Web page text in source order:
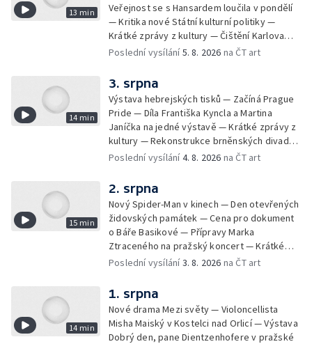
13 min
Veřejnost se s Hansardem loučila v pondělí
— Kritika nové Státní kulturní politiky —
Krátké zprávy z kultury — Čištění Karlova
mostu — Archeologický výzkum na
neslyšící
Poslední vysílání5. 8. 2026 na ČT art
14 min
3. srpna
Výstava hebrejských tisků — Začíná Prague
Pride — Díla Františka Kyncla a Martina
Janíčka na jedné výstavě — Krátké zprávy z
kultury — Rekonstrukce brněnských divadel
— Budoucnost Knihovny Václava Havla —
Kulturní tipy
Poslední vysílání4. 8. 2026 na ČT art
15 min
2. srpna
Nový Spider-Man v kinech — Den otevřených
židovských památek — Cena pro dokument
o Báře Basikové — Přípravy Marka
Ztraceného na pražský koncert — Krátké
zprávy z kultury — Nález historických
Poslední vysílání3. 8. 2026 na ČT art
14 min
1. srpna
Nové drama Mezi světy — Violoncellista
Misha Maiský v Kostelci nad Orlicí — Výstava
Dobrý den, pane Dientzenhofere v pražské